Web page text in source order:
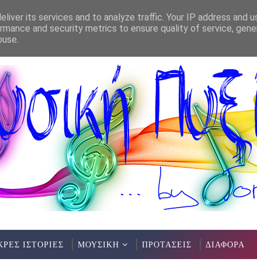
ΙΣΤΟΡΙΕΣ ΜΟΥΣΙΚΗ ΠΡΟΤΑΣΕΙΣ ΔΙΑΦΟΡΑ
its services and to analyze traffic. Your IP address and
and security metrics to ensure quality of service,